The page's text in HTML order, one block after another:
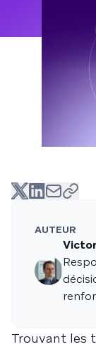
AUTEUR
Trouvant les